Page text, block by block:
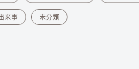
来事 未分類